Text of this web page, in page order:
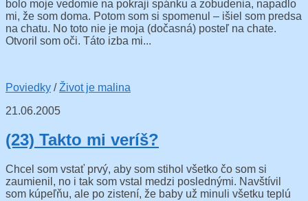
bolo moje vedomie na pokraji spánku a zobudenia, napadlo
mi, že som doma. Potom som si spomenul – išiel som predsa
na chatu. No toto nie je moja (dočasná) posteľ na chate.
Otvoril som oči. Táto izba mi...
Poviedky /Život je malina
21.06.2005
(23) Takto mi veríš?
Chcel som vstať prvý, aby som stihol všetko čo som si
zaumienil, no i tak som vstal medzi poslednými. Navštívil
som kúpeľňu, ale po zistení, že baby už minuli všetku teplú